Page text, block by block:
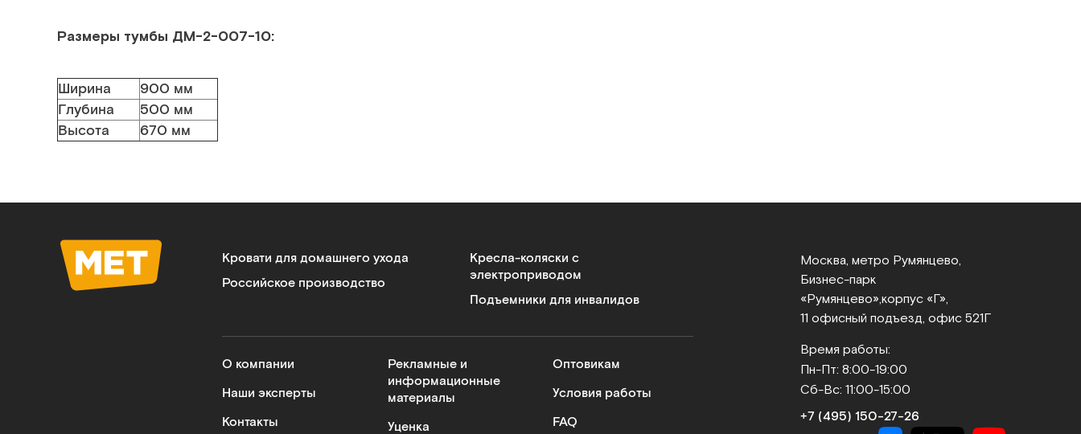
Размеры тумбы ДМ-2-007-10:
Ширина
900 мм
Глубина
500 мм
Высота
670 мм
Кровати для домашнего ухода
Российское производство
Кресла-коляски с
электроприводом
Подъемники для инвалидов
О компании
Наши эксперты
Контакты
Рекламные и
информационные
материалы
Уценка
Оптовикам
Условия работы
FAQ
Москва, метро Румянцево,
Бизнес‑парк
«Румянцево», корпус «Г»,
11 офисный подъезд, офис 521Г
Время работы:
Пн-Пт: 8:00-19:00
Сб-Вс: 11:00-15:00
+7 (495) 150‑27‑26